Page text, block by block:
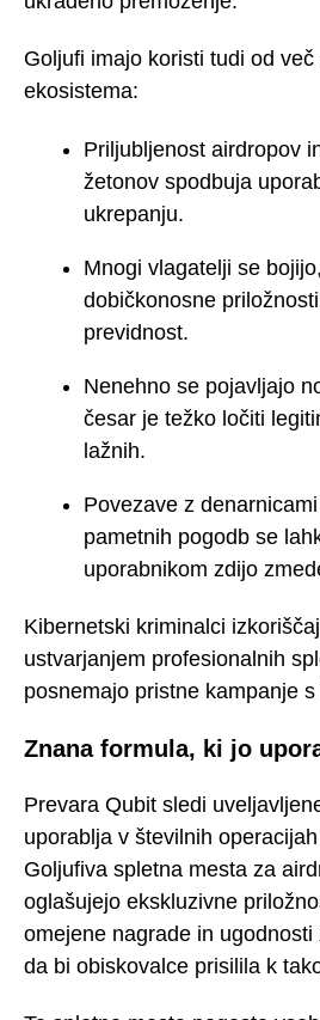
Goljufi imajo koristi tudi od
ekosistema:
Priljubljenost airdropov
žetonov spodbuja
ukrepanju.
Mnogi vlagatelji se
dobičkonosne
previdnost.
Nenehno se pojavljajo
česar je težko ločiti
lažnih.
Povezave z
pametnih pogodb se
uporabnikom zdijo
Kibernetski kriminalci
ustvarjanjem profesionalnih
posnemajo pristne kampanje
Znana formula, ki jo
Prevara Qubit sledi
uporablja v številnih
Goljufiva spletna mesta za
oglašujejo ekskluzivne
omejene nagrade in
da bi obiskovalce prisilila k